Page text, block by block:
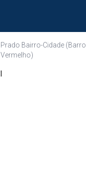
Voltar ao Início
Prado Bairro-Cidade (Barro
Vermelho)